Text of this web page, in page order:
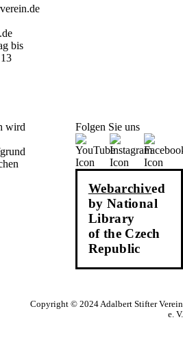
bis
Folgen Sie uns
Webarchived
by National
Library
of the Czech
Republic
Copyright © 2024 Adalbert Stifter Verein
e. V.